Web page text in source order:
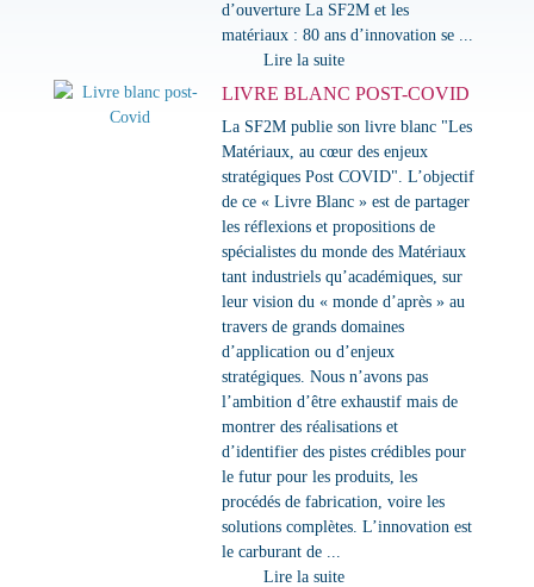
d’ouverture La SF2M et les
matériaux : 80 ans d’innovation se ...
Lire la suite
LIVRE BLANC POST-COVID
La SF2M publie son livre blanc "Les
Matériaux, au cœur des enjeux
stratégiques Post COVID". L’objectif
de ce « Livre Blanc » est de partager
les réflexions et propositions de
spécialistes du monde des Matériaux
tant industriels qu’académiques, sur
leur vision du « monde d’après » au
travers de grands domaines
d’application ou d’enjeux
stratégiques. Nous n’avons pas
l’ambition d’être exhaustif mais de
montrer des réalisations et
d’identifier des pistes crédibles pour
le futur pour les produits, les
procédés de fabrication, voire les
solutions complètes. L’innovation est
le carburant de ...
Lire la suite